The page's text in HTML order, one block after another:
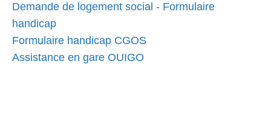
Demande de logement social - Formulaire
handicap
Formulaire handicap CGOS
Assistance en gare OUIGO